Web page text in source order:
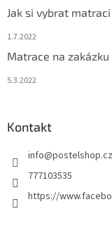
Jak si vybrat
1.7.2022
Matrace na
5.3.2022
Kontakt
info@postelshop.cz
777103535
https://